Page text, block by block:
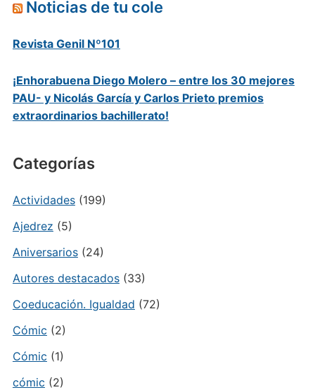
Noticias de tu cole
Revista Genil Nº101
¡Enhorabuena Diego Molero – entre los 30 mejores
PAU- y Nicolás García y Carlos Prieto premios
extraordinarios bachillerato!
Categorías
Actividades(199)
Ajedrez (5)
Aniversarios(24)
Autores destacados(33)
Coeducación. Igualdad (72)
Cómic (2)
Cómic (1)
cómic (2)